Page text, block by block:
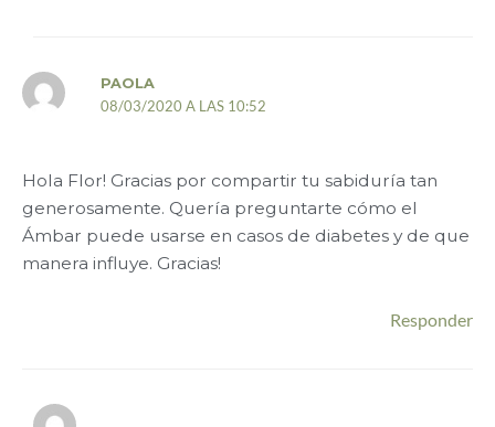
PAOLA
08/03/2020 A LAS 10:52
Hola Flor! Gracias por compartir tu sabiduría tan
generosamente. Quería preguntarte cómo el
Ámbar puede usarse en casos de diabetes y de que
manera influye. Gracias!
Responder